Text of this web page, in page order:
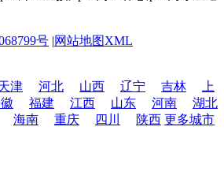
号 |网站地图XML
津 河北 山西 辽宁 吉林
上
福建 江西 山东 河南
湖北
海南 重庆 四川 陕西 更多城市